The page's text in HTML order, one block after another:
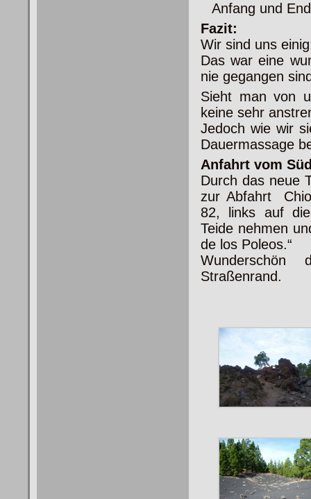
Anfang und
Fazit:
Wir sind uns
Das war eine
nie gegangen
Sieht man von
keine sehr
Jedoch wie wir
Dauermassage
Anfahrt vom
Durch das neue
zur Abfahrt
82, links auf
Teide nehmen
de los Poleos.“
Straßenrand.